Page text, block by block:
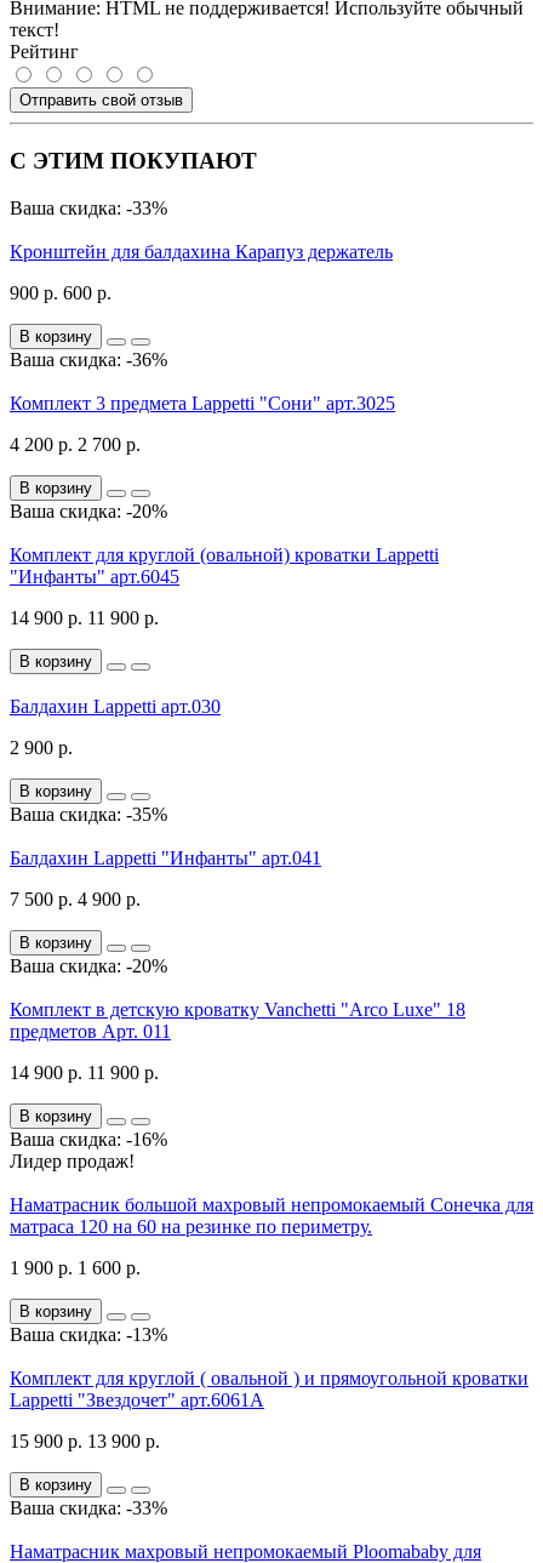
Внимание: HTML не поддерживается! Используйте обычный
текст!
Рейтинг
Отправить свой отзыв
С ЭТИМ ПОКУПАЮТ
Ваша скидка: -33%
Кронштейн для балдахина Карапуз держатель
900 р. 600 р.
В корзину
Ваша скидка: -36%
Комплект 3 предмета Lappetti "Сони" арт.3025
4 200 р. 2 700 р.
В корзину
Ваша скидка: -20%
Комплект для круглой (овальной) кроватки Lappetti
"Инфанты" арт.6045
14 900 р. 11 900 р.
В корзину
Балдахин Lappetti арт.030
2 900 р.
В корзину
Ваша скидка: -35%
Балдахин Lappetti "Инфанты" арт.041
7 500 р. 4 900 р.
В корзину
Ваша скидка: -20%
Комплект в детскую кроватку Vanchetti "Arco Luxe" 18
предметов Арт. 011
14 900 р. 11 900 р.
В корзину
Ваша скидка: -16%
Лидер продаж!
Наматрасник большой махровый непромокаемый Сонечка для
матраса 120 на 60 на резинке по периметру.
1 900 р. 1 600 р.
В корзину
Ваша скидка: -13%
Комплект для круглой ( овальной ) и прямоугольной кроватки
Lappetti "Звездочет" арт.6061А
15 900 р. 13 900 р.
В корзину
Ваша скидка: -33%
Наматрасник махровый непромокаемый Ploomababy для